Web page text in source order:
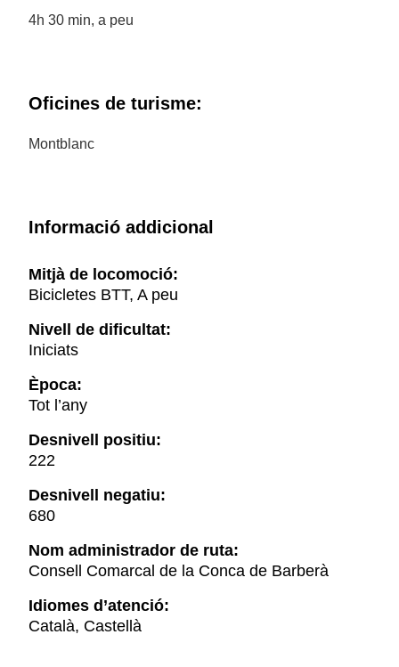
4h 30 min, a peu
Oficines de turisme:
Montblanc
Informació addicional
Mitjà de locomoció:
Bicicletes BTT, A peu
Nivell de dificultat:
Iniciats
Època:
Tot l’any
Desnivell positiu:
222
Desnivell negatiu:
680
Nom administrador de ruta:
Consell Comarcal de la Conca de Barberà
Idiomes d’atenció:
Català, Castellà